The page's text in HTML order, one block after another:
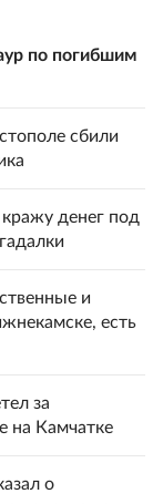
по погибшим
сбили
денег под
и
есть
за
на Камчатке
о